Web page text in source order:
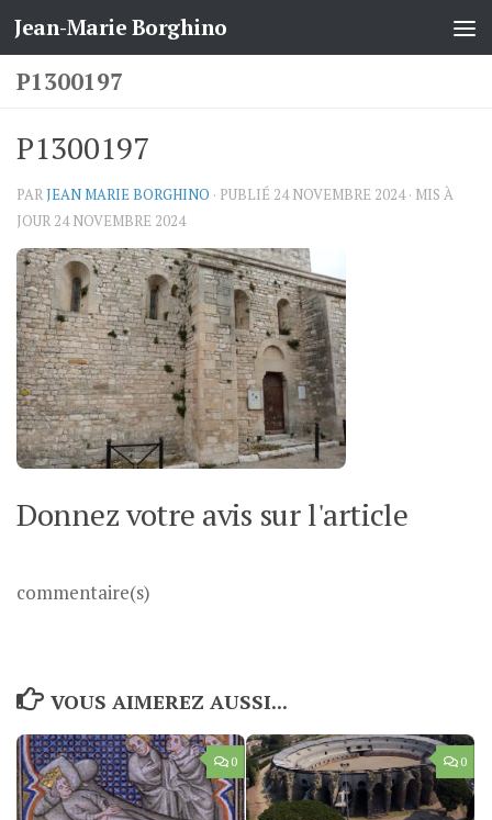
Skip to content
Jean-Marie Borghino
P1300197
P1300197
PARJEAN MARIE BORGHINO · PUBLIÉ 24 NOVEMBRE 2024· MIS À
JOUR 24 NOVEMBRE 2024
Donnez votre avis sur l'article
commentaire(s)
VOUS AIMEREZ AUSSI...
0 0